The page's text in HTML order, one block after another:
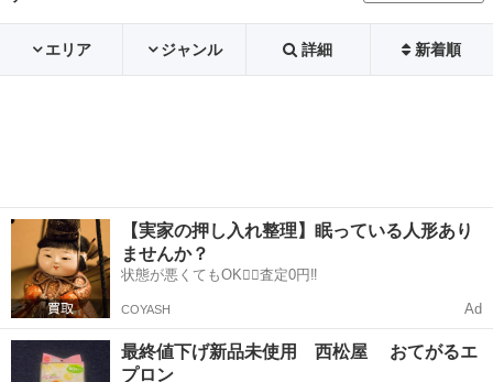
エリア ジャンル 詳細 新着順
【実家の押し入れ整理】眠っている人形あり
ませんか？
状態が悪くてもOK🙆‍♀️査定0円‼️
COYASH Ad
最終値下げ新品未使用 西松屋 おてがるエ
プロン